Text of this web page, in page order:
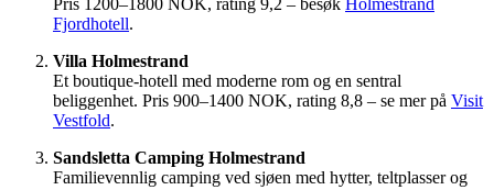
Fjordhotell.
Villa Holmestrand
Et boutique-hotell med moderne rom og en sentral
beliggenhet. Pris 900–1400 NOK, rating 8,8 – se mer på Visit
Vestfold.
Sandsletta Camping Holmestrand
Familievennlig camping ved sjøen med hytter, teltplasser og